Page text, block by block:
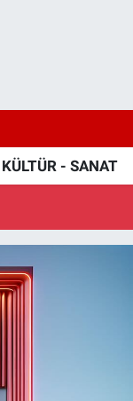
KÜLTÜR - SANAT